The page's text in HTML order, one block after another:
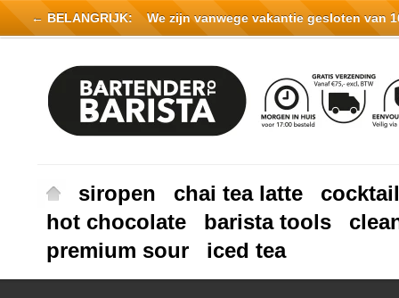
siropen chai tea latte
hot chocolate
barista tools
premium sour
iced tea
← BELANGRIJK: We zijn vanwege vakantie gesloten van